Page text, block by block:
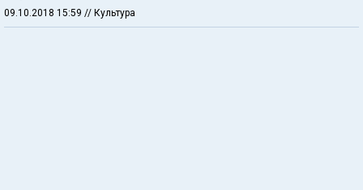
09.10.2018 15:59 // Культура